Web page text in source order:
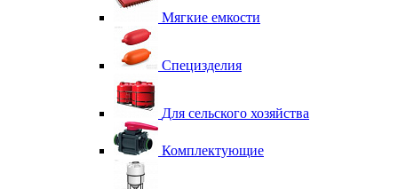
Мягкие емкости
Специзделия
Для сельского хозяйства
Комплектующие